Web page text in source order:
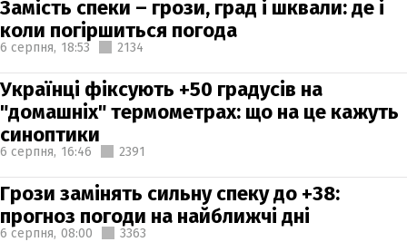
Замість спеки – грози, град і шквали: де і
коли погіршиться погода
6 серпня, 18:53 2134
Українці фіксують +50 градусів на
"домашніх" термометрах: що на це кажуть
синоптики
6 серпня, 16:46 2391
Грози замінять сильну спеку до +38:
прогноз погоди на найближчі дні
6 серпня, 08:00 3363